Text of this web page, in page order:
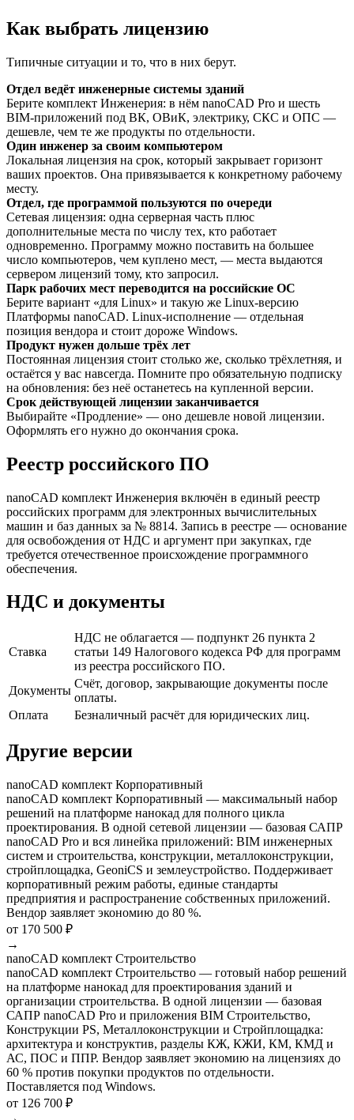
Как выбрать лицензию
Типичные ситуации и то, что в них берут.
Отдел ведёт инженерные системы зданий
Берите комплект Инженерия: в нём nanoCAD Pro и шесть
BIM-приложений под ВК, ОВиК, электрику, СКС и ОПС —
дешевле, чем те же продукты по отдельности.
Один инженер за своим компьютером
Локальная лицензия на срок, который закрывает горизонт
ваших проектов. Она привязывается к конкретному рабочему
месту.
Отдел, где программой пользуются по очереди
Сетевая лицензия: одна серверная часть плюс
дополнительные места по числу тех, кто работает
одновременно. Программу можно поставить на большее
число компьютеров, чем куплено мест, — места выдаются
сервером лицензий тому, кто запросил.
Парк рабочих мест переводится на российские ОС
Берите вариант «для Linux» и такую же Linux-версию
Платформы nanoCAD. Linux-исполнение — отдельная
позиция вендора и стоит дороже Windows.
Продукт нужен дольше трёх лет
Постоянная лицензия стоит столько же, сколько трёхлетняя, и
остаётся у вас навсегда. Помните про обязательную подписку
на обновления: без неё останетесь на купленной версии.
Срок действующей лицензии заканчивается
Выбирайте «Продление» — оно дешевле новой лицензии.
Оформлять его нужно до окончания срока.
Реестр российского ПО
nanoCAD комплект Инженерия включён в единый реестр
российских программ для электронных вычислительных
машин и баз данных за № 8814. Запись в реестре — основание
для освобождения от НДС и аргумент при закупках, где
требуется отечественное происхождение программного
обеспечения.
НДС и документы
Ставка
НДС не облагается — подпункт 26 пункта 2
статьи 149 Налогового кодекса РФ для программ
из реестра российского ПО.
Документы
Счёт, договор, закрывающие документы после
оплаты.
Оплата
Безналичный расчёт для юридических лиц.
Другие версии
nanoCAD комплект Корпоративный
nanoCAD комплект Корпоративный — максимальный набор
решений на платформе нанокад для полного цикла
проектирования. В одной сетевой лицензии — базовая САПР
nanoCAD Pro и вся линейка приложений: BIM инженерных
систем и строительства, конструкции, металлоконструкции,
стройплощадка, GeoniCS и землеустройство. Поддерживает
корпоративный режим работы, единые стандарты
предприятия и распространение собственных приложений.
Вендор заявляет экономию до 80 %.
от 170 500 ₽
→
nanoCAD комплект Строительство
nanoCAD комплект Строительство — готовый набор решений
на платформе нанокад для проектирования зданий и
организации строительства. В одной лицензии — базовая
САПР nanoCAD Pro и приложения BIM Строительство,
Конструкции PS, Металлоконструкции и Стройплощадка:
архитектура и конструктив, разделы КЖ, КЖИ, КМ, КМД и
АС, ПОС и ППР. Вендор заявляет экономию на лицензиях до
60 % против покупки продуктов по отдельности.
Поставляется под Windows.
от 126 700 ₽